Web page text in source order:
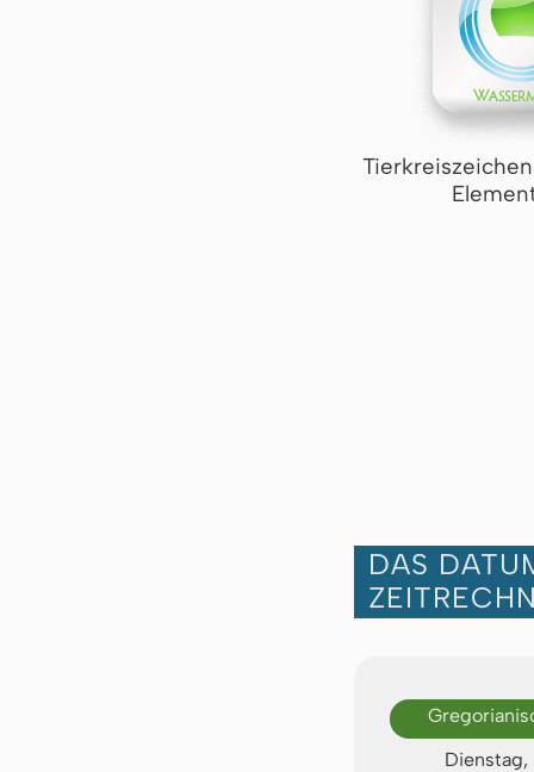
DAS
Dienstag,